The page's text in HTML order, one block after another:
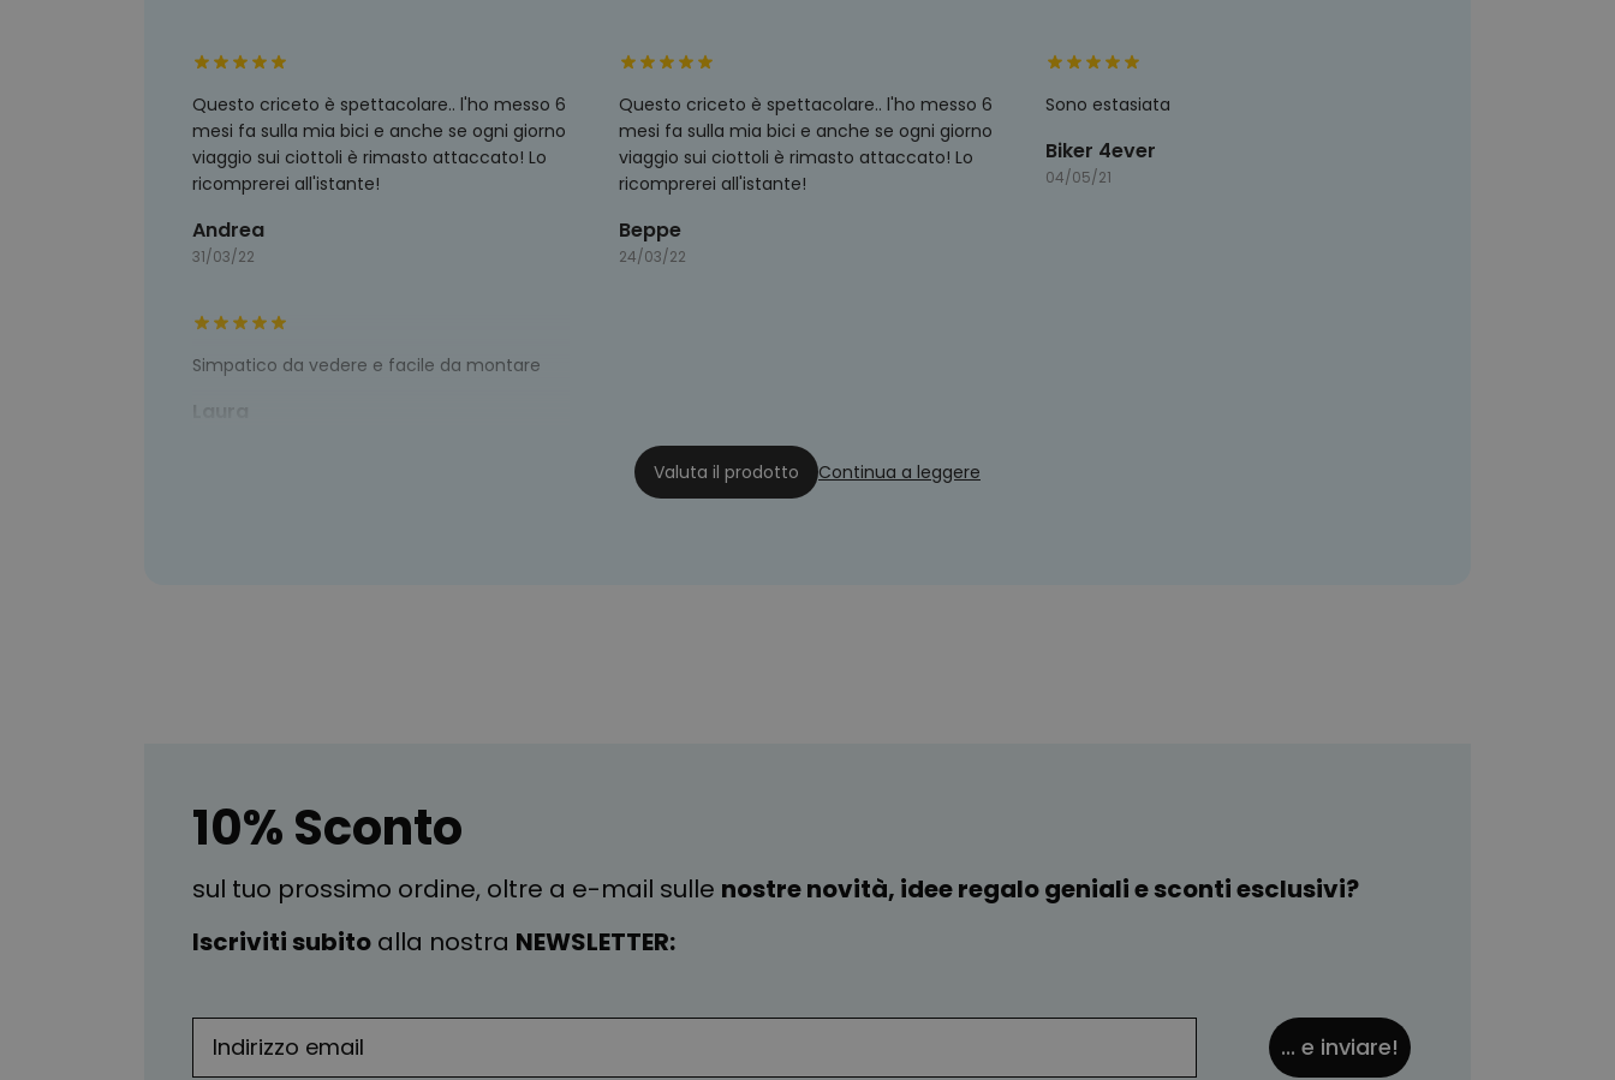
Questo criceto è spettacolare.. l'ho messo 6
mesi fa sulla mia bici e anche se ogni giorno
viaggio sui ciottoli è rimasto attaccato! Lo
ricomprerei all'istante!
Andrea
31/03/22
Questo criceto è spettacolare.. l'ho messo 6
mesi fa sulla mia bici e anche se ogni giorno
viaggio sui ciottoli è rimasto attaccato! Lo
ricomprerei all'istante!
Beppe
24/03/22
Sono estasiata
Biker 4ever
04/05/21
Simpatico da vedere e facile da montare
Valuta il prodotto Continua a leggere
10% Sconto
sul tuo prossimo ordine, oltre a e-mail sulle nostre novità, idee regalo geniali e sconti esclusivi?
Iscriviti subito alla nostra NEWSLETTER:
... e inviare!